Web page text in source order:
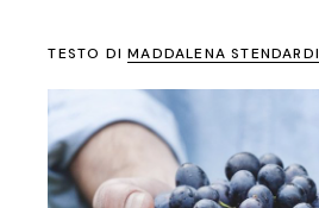
TESTO DIMADDALENA STENDARDI